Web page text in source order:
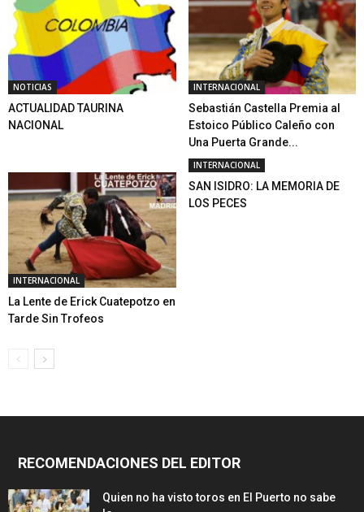
NOTICIAS
ACTUALIDAD TAURINA
NACIONAL
INTERNACIONAL
Sebastián Castella Premia al
Estoico Público Caleño con
Una Puerta Grande...
INTERNACIONAL
La Lente de Erick Cuatepotzo en
Tarde Sin Trofeos
INTERNACIONAL
SAN ISIDRO: LA MEMORIA DE
LOS PECES
RECOMENDACIONES DEL EDITOR
Quien no ha visto toros en El Puerto no sabe